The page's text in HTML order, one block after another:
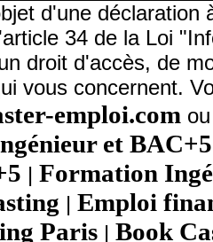
d'une déclaration
34 de la Loi
droit d'accès, de
vous concernent.
emploi.com
et
| Formation
| Emploi
Paris | Book